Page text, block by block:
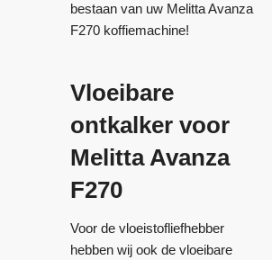
bestaan van uw Melitta Avanza
F270 koffiemachine!
Vloeibare
ontkalker voor
Melitta Avanza
F270
Voor de vloeistofliefhebber
hebben wij ook de vloeibare